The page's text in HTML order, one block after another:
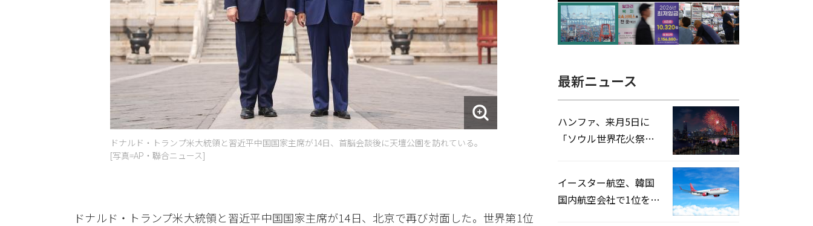
ドナルド・トランプ米大統領と習近平中国国家主席が14日、首脳会談後に天壇公園を訪れている。
[写真=AP・聯合ニュース]
ドナルド・トランプ米大統領と習近平中国国家主席が14日、北京で再び対面した。世界第1位
最大」…輸出が初の1000億ドル突破
最新ニュース
ハンファ、来月5日に
「ソウル世界花火祭り
イースター航空、韓国
国内航空会社で1位を記